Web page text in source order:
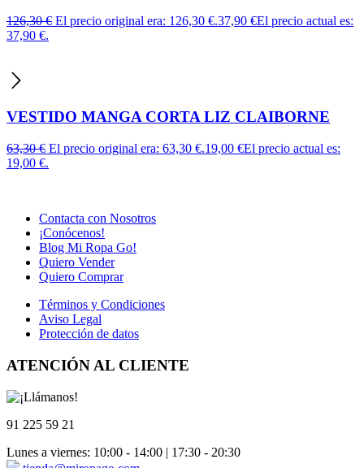
126,30€ El precio original era: 126,30 €.37,90 €El precio actual es:
37,90 €.
VESTIDO MANGA CORTA LIZ CLAIBORNE
63,30€ El precio original era: 63,30 €.19,00 €El precio actual es:
19,00 €.
Contacta con Nosotros
¡Conócenos!
Blog Mi Ropa Go!
Quiero Vender
Quiero Comprar
Términos y Condiciones
Aviso Legal
Protección de datos
ATENCIÓN AL CLIENTE
91 225 59 21
Lunes a viernes: 10:00 - 14:00 | 17:30 - 20:30